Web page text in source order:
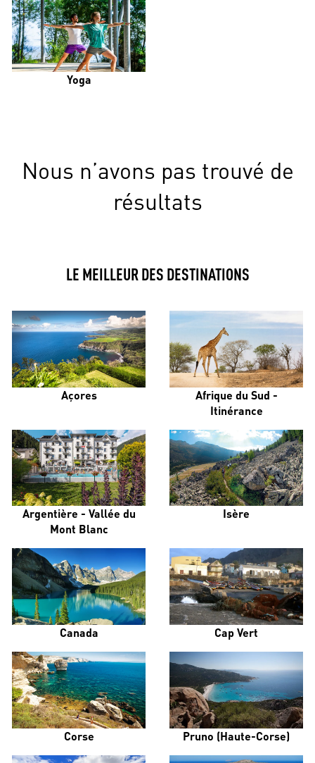
Yoga
Nous n’avons pas trouvé de
résultats
LE MEILLEUR DES DESTINATIONS
Açores
Afrique du Sud -
Itinérance
Argentière - Vallée du
Mont Blanc
Isère
Canada Cap Vert
Corse Pruno (Haute-Corse)